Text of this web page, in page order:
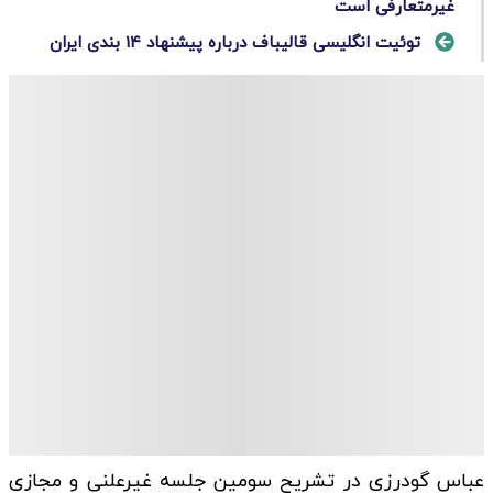
غیرمتعارفی است
توئیت انگلیسی قالیباف درباره پیشنهاد ۱۴ بندی ایران
عباس گودرزی در تشریح سومین جلسه غیرعلنی و مجازی